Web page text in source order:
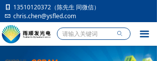
13510120372（陈先生 同微信）
chris.chen@ysfled.com
끀
首页
产品中心 ꄙ